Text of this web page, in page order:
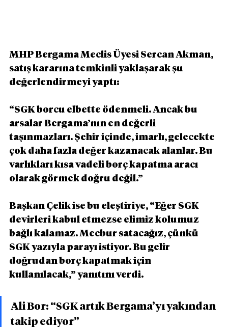
MHP Bergama Meclis Üyesi Sercan Akman,
satış kararına temkinli yaklaşarak şu
değerlendirmeyi yaptı:
“SGK borcu elbette ödenmeli. Ancak bu
arsalar Bergama’nın en değerli
taşınmazları. Şehir içinde, imarlı, gelecekte
çok daha fazla değer kazanacak alanlar. Bu
varlıkları kısa vadeli borç kapatma aracı
olarak görmek doğru değil.”
Başkan Çelik ise bu eleştiriye, “Eğer SGK
devirleri kabul etmezse elimiz kolumuz
bağlı kalamaz. Mecbur satacağız, çünkü
SGK yazıyla parayı istiyor. Bu gelir
doğrudan borç kapatmak için
kullanılacak,” yanıtını verdi.
Ali Bor: “SGK artık Bergama’yı yakından
takip ediyor”